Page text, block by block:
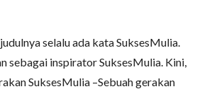
selalu ada kata SuksesMulia.
sebagai inspirator SuksesMulia. Kini,
SuksesMulia –Sebuah gerakan